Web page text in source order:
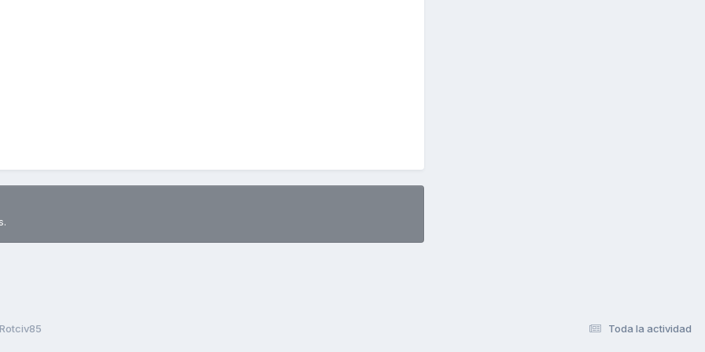
Toda la actividad
Rotciv85